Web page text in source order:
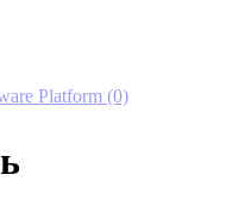
Platform (0)